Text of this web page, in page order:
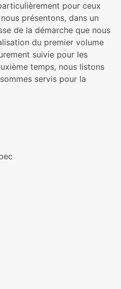
pour ceux
présentons, dans un
de la démarche que nous
du premier volume
suivie pour les
temps, nous listons
servis pour la